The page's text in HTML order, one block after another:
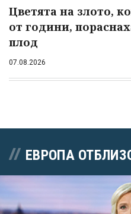
Цветята на злото,
от години,
плод
07.08.2026
ЕВРОПА